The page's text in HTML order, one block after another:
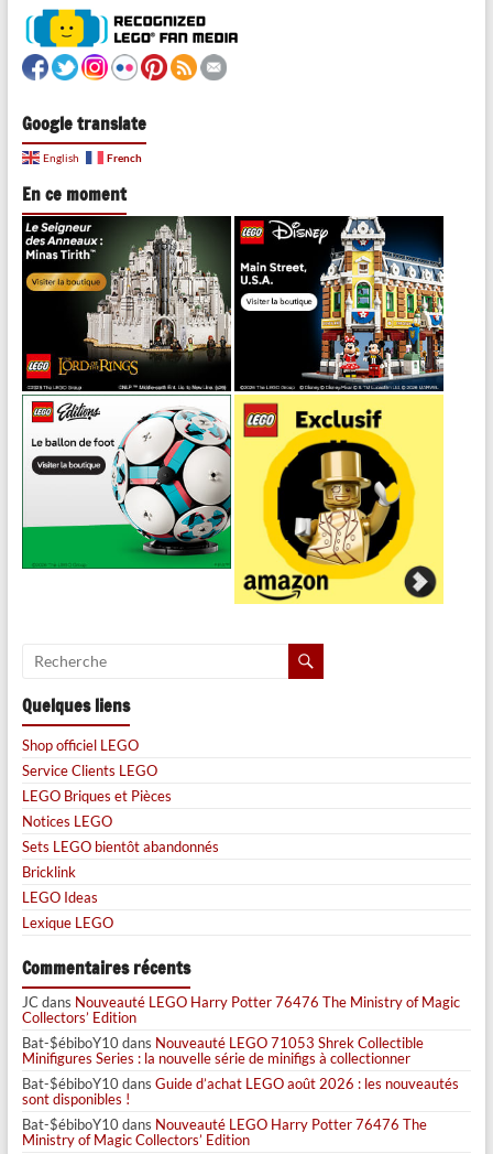
Google translate
English French
En ce moment
Quelques liens
Shop officiel LEGO
Service Clients LEGO
LEGO Briques et Pièces
Notices LEGO
Sets LEGO bientôt abandonnés
Bricklink
LEGO Ideas
Lexique LEGO
Commentaires récents
JCdans Nouveauté LEGO Harry Potter 76476 The Ministry of Magic
Collectors’ Edition
Bat-$ébiboY10dans Nouveauté LEGO 71053 Shrek Collectible
Minifigures Series : la nouvelle série de minifigs à collectionner
Bat-$ébiboY10dans Guide d’achat LEGO août 2026 : les nouveautés
sont disponibles !
Bat-$ébiboY10dans Nouveauté LEGO Harry Potter 76476 The
Ministry of Magic Collectors’ Edition